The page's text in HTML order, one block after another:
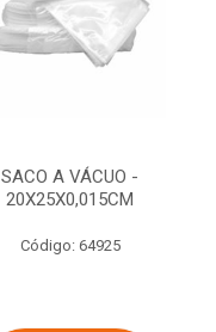
SACO A VÁCUO -
20X25X0,015CM
Código: 64925